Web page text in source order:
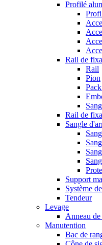
Profilé
Rail de
Rail
Pion
Rail de
Sangle
Support
Système
Tendeur
Levage
Anneau
Manutention
Bac de